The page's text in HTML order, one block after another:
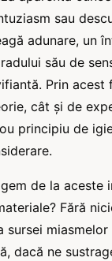
sau
adunare, un
său de
Prin
cât și de
principiu de
de la aceste
Fără
sursei
dacă ne